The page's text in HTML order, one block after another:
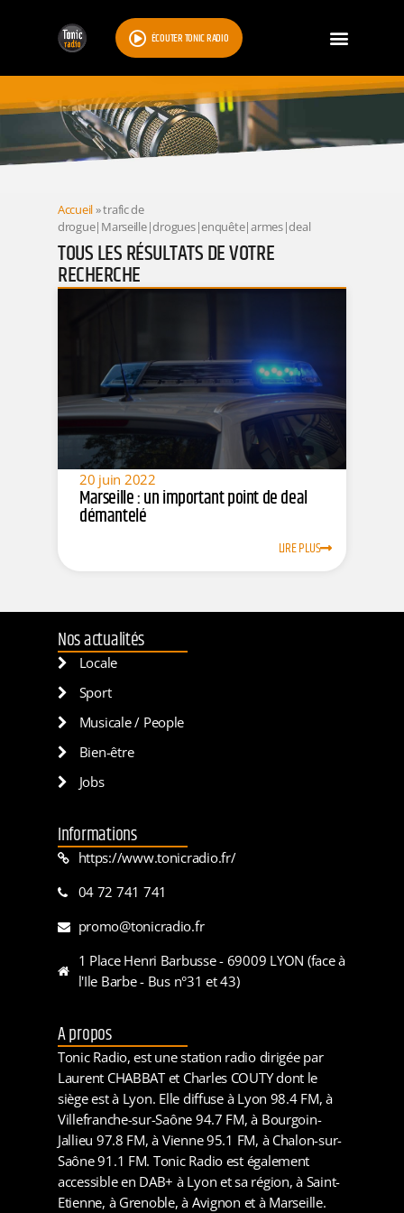
ÉCOUTER TONIC RADIO
RESULTATS
Accueil»trafic de
drogue|Marseille|drogues|enquête|armes|deal
TOUS LES RÉSULTATS DE VOTRE
RECHERCHE
20 juin 2022
Marseille : un important point de deal
démantelé
LIRE PLUS
Nos actualités
Locale
Sport
Musicale / People
Bien-être
Jobs
Informations
https://www.tonicradio.fr/
04 72 741 741
promo@tonicradio.fr
1 Place Henri Barbusse - 69009 LYON (face à
l'Ile Barbe - Bus n°31 et 43)
A propos
Tonic Radio, est une station radio dirigée par
Laurent CHABBAT et Charles COUTY dont le
siège est à Lyon. Elle diffuse à Lyon 98.4 FM, à
Villefranche-sur-Saône 94.7 FM, à Bourgoin-
Jallieu 97.8 FM, à Vienne 95.1 FM, à Chalon-sur-
Saône 91.1 FM. Tonic Radio est également
accessible en DAB+ à Lyon et sa région, à Saint-
Etienne, à Grenoble, à Avignon et à Marseille.